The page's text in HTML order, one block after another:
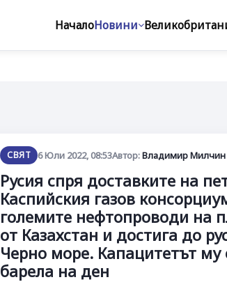
НачалоНовини
СВЯТ 6 Юли 2022, 08:53Автор:Владимир Милчин
Русия спря доставките на
Каспийския газов
големите нефтопроводи на
от Казахстан и достига до
Черно море. Капацитетът
барела на ден